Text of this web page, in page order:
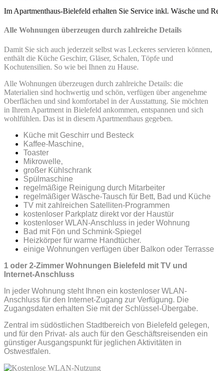
Im Apartmenthaus-Bielefeld erhalten Sie Service inkl. Wäsche und
Alle Wohnungen überzeugen durch zahlreiche Details
Damit Sie sich auch jederzeit selbst was Leckeres servieren können,
enthält die Küche Geschirr, Gläser, Schalen, Töpfe und
Kochutensilien. So wie bei Ihnen zu Hause.
Alle Wohnungen überzeugen durch zahlreiche Details: die
Materialien sind hochwertig und schön, verfügen über angenehme
Oberflächen und sind komfortabel in der Ausstattung. Sie möchten
in Ihrem Apartment in Bielefeld ankommen, entspannen und sich
wohlfühlen. Das ist in diesem Apartmenthaus gegeben.
Küche mit Geschirr und Besteck
Kaffee-Maschine,
Toaster
Mikrowelle,
großer Kühlschrank
Spülmaschine
regelmäßige Reinigung durch Mitarbeiter
regelmäßiger Wäsche-Tausch für Bett, Bad und Küche
TV mit zahlreichen Satelliten-Programmen
kostenloser Parkplatz direkt vor der Haustür
kostenloser WLAN-Anschluss in jeder Wohnung
Bad mit Fön und Schmink-Spiegel
Heizkörper für warme Handtücher.
einige Wohnungen verfügen über Balkon oder Terrasse
1 oder 2-Zimmer Wohnungen Bielefeld mit TV und
Internet-Anschluss
In jeder Wohnung steht Ihnen ein kostenloser WLAN-
Anschluss für den Internet-Zugang zur Verfügung. Die
Zugangsdaten erhalten Sie mit der Schlüssel-Übergabe.
Zentral im südöstlichen Stadtbereich von Bielefeld gelegen,
und für den Privat- als auch für den Geschäftsreisenden ein
günstiger Ausgangspunkt für jeglichen Aktivitäten in
Ostwestfalen.